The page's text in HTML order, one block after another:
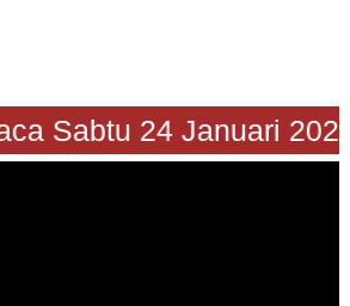
Sabtu 24 Januari 2026"